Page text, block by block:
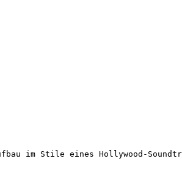
im Stile eines Hollywood-